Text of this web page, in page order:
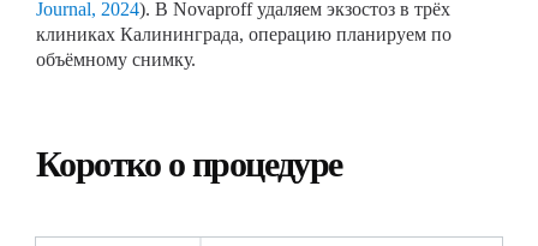
Journal, 2024). В Novaproff удаляем экзостоз в трёх
клиниках Калининграда, операцию планируем по
объёмному снимку.
Коротко о процедуре